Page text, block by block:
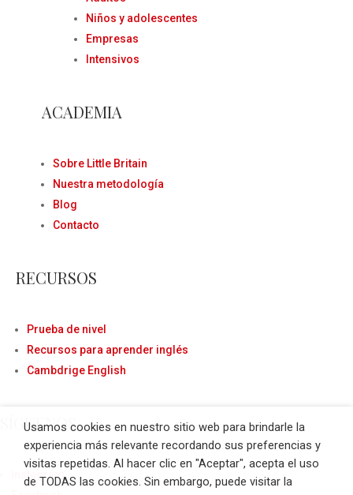
Niños y adolescentes
Empresas
Intensivos
ACADEMIA
Sobre Little Britain
Nuestra metodología
Blog
Contacto
RECURSOS
Prueba de nivel
Recursos para aprender inglés
Cambdrige English
SÍGUENOS
Instagram
Usamos cookies en nuestro sitio web para brindarle la
experiencia más relevante recordando sus preferencias y
visitas repetidas. Al hacer clic en "Aceptar", acepta el uso
de TODAS las cookies. Sin embargo, puede visitar la